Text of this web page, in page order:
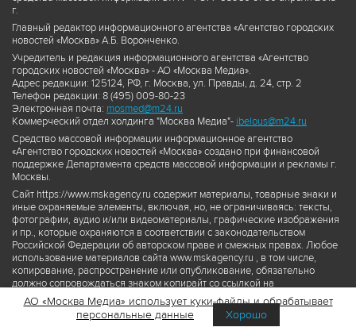
г.
Главный редактор информационного агентства «Агентство городских
новостей «Москва» А.Б. Воронченко.
Учредитель и редакция информационного агентства «Агентство
городских новостей «Москва» - АО «Москва Медиа».
Адрес редакции: 125124, РФ, г. Москва, ул. Правды, д. 24, стр. 2
Телефон редакции: 8 (495) 009-80-23
Электронная почта: mosmed@m24.ru
Коммерческий отдел холдинга "Москва Медиа"- ibelous@m24.ru
Средство массовой информации информационное агентство
«Агентство городских новостей «Москва» создано при финансовой
поддержке Департамента средств массовой информации и рекламы г.
Москвы.
Сайт https://www.mskagency.ru содержит материалы, товарные знаки и
иные охраняемые элементы, включая, но, не ограничиваясь: тексты,
фотографии, аудио и/или видеоматериалы, графические изображения
и пр., которые охраняются в соответствии с законодательством
Российской Федерации об авторском праве и смежных правах. Любое
использование материалов сайта www.mskagency.ru , в том числе,
копирование, распространение или опубликование, обязательно
должно сопровождаться знаком копирайт со ссылкой на
правообладателя © АО «Москва Медиа», а также гиперссылкой на сайт
www.mskagency.ru как на первоисточник информации. Переработка
материалов сайта www.mskagency.ru не допускается.
АО «Москва Медиа» использует куки-файлы и обрабатывает
персональные данные
Хорошо